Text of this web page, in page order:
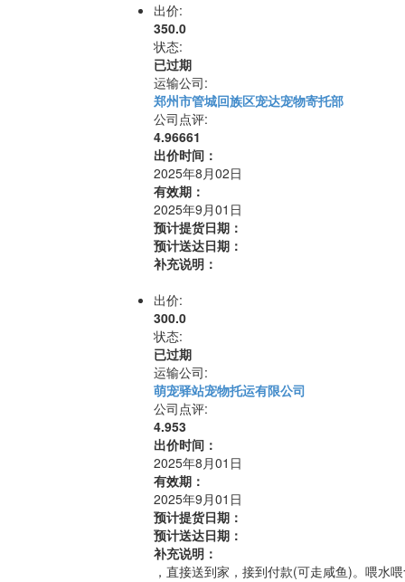
出价:
350.0
状态:
已过期
运输公司:
郑州市管城回族区宠达宠物寄托部
公司点评:
4.96661
出价时间：
2025年8月02日
有效期：
2025年9月01日
预计提货日期：
预计送达日期：
补充说明：
出价:
300.0
状态:
已过期
运输公司:
萌宠驿站宠物托运有限公司
公司点评:
4.953
出价时间：
2025年8月01日
有效期：
2025年9月01日
预计提货日期：
预计送达日期：
补充说明：
，直接送到家，接到付款(可走咸鱼)。喂水